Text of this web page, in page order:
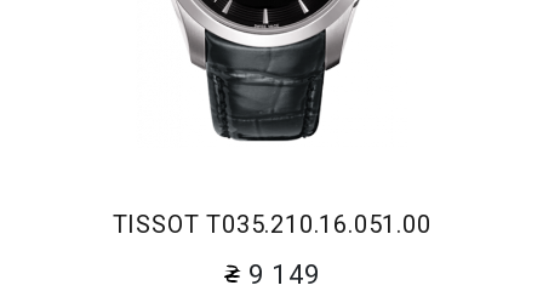
TISSOT T035.210.16.051.00
9 149